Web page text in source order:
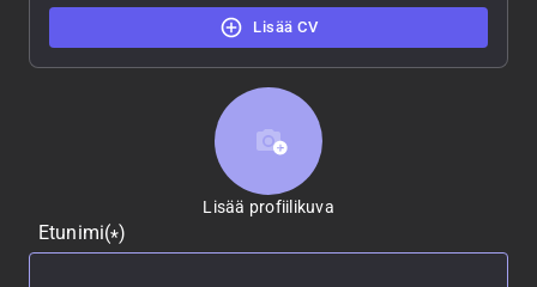
Lisää CV
Lisää profiilikuva
Lisää profiilikuva
Etunimi(*)